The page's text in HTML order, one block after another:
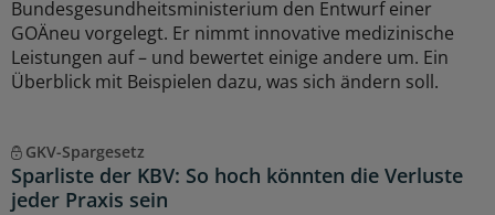
Bundesgesundheitsministerium den Entwurf einer
GOÄneu vorgelegt. Er nimmt innovative medizinische
Leistungen auf – und bewertet einige andere um. Ein
Überblick mit Beispielen dazu, was sich ändern soll.
GKV-Spargesetz
Sparliste der KBV: So hoch könnten die Verluste
jeder Praxis sein